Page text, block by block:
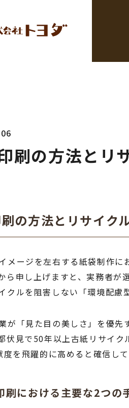
刷の方法とリ
の方法とリサイク
メージを左右する紙袋制作
ら申し上げますと、実務者
クルを阻害しない「環境配慮
が「見た目の美しさ」を優
伏見で50年以上古紙リサイ
度を飛躍的に高めると確信して
刷における主要な2つの